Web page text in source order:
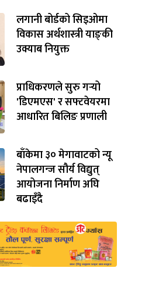
लगानी बोर्डको सिइओमा
विकास अर्थशास्त्री याङ्‌की
उक्याब नियुक्त
प्राधिकरणले सुरु गर्‍यो
'डिएमएस' र सफ्टवेयरमा
आधारित बिलिङ प्रणाली
बाँकेमा ३० मेगावाटको न्यू
नेपालगन्ज सौर्य विद्युत्
आयोजना निर्माण अघि
बढाइँदै